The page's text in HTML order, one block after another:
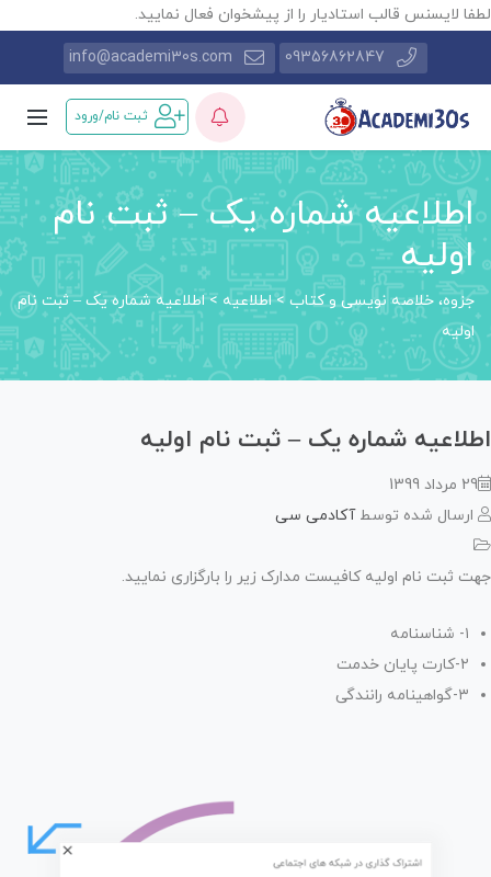
لایسنس قالب استادیار را از پیشخوان فعال نمایید.
09356862847
info@academi30s.com
ثبت نام/ورود
اطلاعیه شماره یک – ثبت نام
اولیه
جزوه، خلاصه نویسی و کتاب> اطلاعیه> اطلاعیه شماره یک – ثبت نام
اولیه
شماره یک – ثبت نام اولیه
1399
شده توسطآکادمی سی
ثبت نام اولیه کافیست مدارک زیر را بارگزاری نمایید.
۱- شناسنامه
۲-کارت پایان خدمت
۳-گواهینامه رانندگی